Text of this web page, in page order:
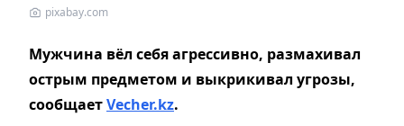
pixabay.com
Мужчина вёл себя агрессивно, размахивал
острым предметом и выкрикивал угрозы,
сообщаетVecher.kz.